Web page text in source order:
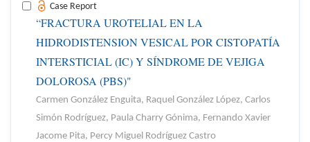
Case Report
“FRACTURA UROTELIAL EN LA
HIDRODISTENSION VESICAL POR CISTOPATÍA
INTERSTICIAL (IC) Y SÍNDROME DE VEJIGA
DOLOROSA (PBS)"
Carmen González Enguita, Raquel González López, Carlos
Simón Rodríguez, Paula Charry Gónima, Fernando Xavier
Jacome Pita, Percy Miguel Rodríguez Castro